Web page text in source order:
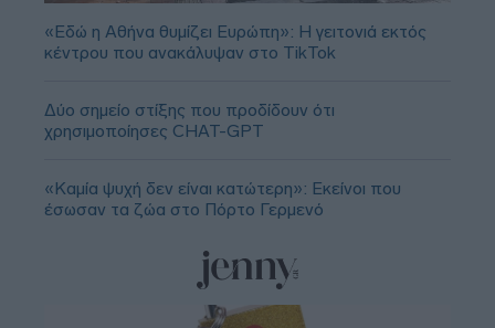
«Εδώ η Αθήνα θυμίζει Ευρώπη»: H γειτονιά εκτός
κέντρου που ανακάλυψαν στο TikTok
Δύο σημείο στίξης που προδίδουν ότι
χρησιμοποίησες CHAT-GPT
«Καμία ψυχή δεν είναι κατώτερη»: Εκείνοι που
έσωσαν τα ζώα στο Πόρτο Γερμενό